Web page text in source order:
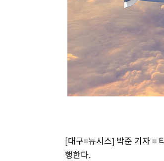
[속보]코스피, 6200선 약보합…0.60%
[속보]원·달러 환율, 7.7원 내린 1416.1
[속보] 노원서 40.1도 관측…서울, 2018
[속보]종합특검, '계엄 수용공간 확보'
외신들도 주목한 韓축구 파문…"국민적
11시간 압수수색에 성접대 파문까지…'
[속보]규제합리화위원회 부위원장에
[대구=뉴시스] 박준 기자 =
행한다.